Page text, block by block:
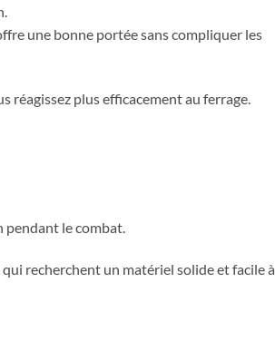
une bonne portée sans compliquer les
réagissez plus efficacement au ferrage.
pendant le combat.
recherchent un matériel solide et facile à